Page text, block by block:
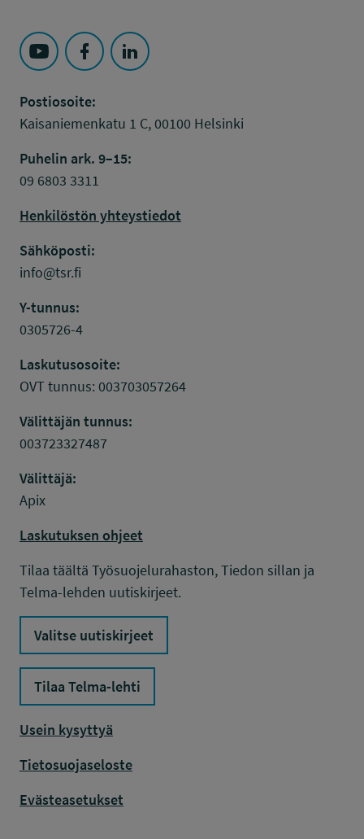
Seuraa Työsuojelurahasto kohteessa: YouTube
Seuraa Työsuojelurahasto kohteessa:
Seuraa Työsuojelurahasto kohteessa:
Postiosoite:
Kaisaniemenkatu 1 C, 00100 Helsinki
Puhelin ark. 9–15:
09 6803 3311
Henkilöstön yhteystiedot
Sähköposti:
info@tsr.fi
Y-tunnus:
0305726-4
Laskutusosoite:
OVT tunnus: 003703057264
Välittäjän tunnus:
003723327487
Välittäjä:
Apix
Laskutuksen ohjeet
Tilaa täältä Työsuojelurahaston, Tiedon sillan ja
Telma-lehden uutiskirjeet.
Valitse uutiskirjeet
Tilaa Telma-lehti
Usein kysyttyä
Tietosuojaseloste
Evästeasetukset